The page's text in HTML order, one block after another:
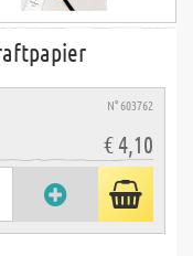
N° 603762
€ 4,10